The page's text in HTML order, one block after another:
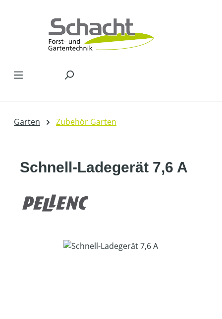
Garten Zubehör Garten
Schnell-Ladegerät 7,6 A
Bildergalerie überspringen